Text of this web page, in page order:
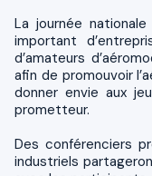
La journée
important
d’amateurs
afin de promouvoir
donner envie aux
prometteur.
Des conférenciers
industriels